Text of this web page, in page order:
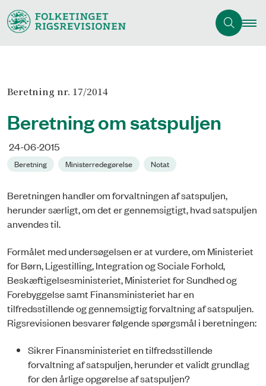
Beretning nr. 17/2014
Beretning om satspuljen
24-06-2015
Beretning Ministerredegørelse Notat
Beretningen handler om forvaltningen af satspuljen,
herunder særligt, om det er gen­nem­sig­tigt, hvad satspuljen
anvendes til.
Formålet med undersøgelsen er at vurdere, om Ministeriet
for Børn, Ligestilling, Integration og Sociale Forhold,
Beskæftigelsesministeriet, Ministeriet for Sundhed og
Forebyggelse samt Finansministeriet har en
tilfredsstillende og gennemsigtig forvaltning af satspuljen.
Rigsrevisionen besvarer følgende spørgsmål i beretningen:
Sikrer Finansministeriet en tilfredsstillende
forvaltning af satspuljen, herunder et validt grundlag
for den årlige opgørelse af satspuljen?